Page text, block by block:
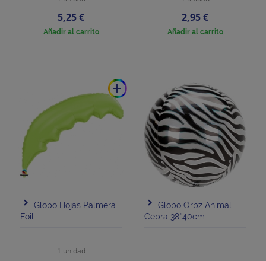
Precio
5,25 €
Añadir al carrito
Precio
2,95 €
Añadir al carrito
add
Globo Hojas Palmera
Foil
1 unidad
Globo Orbz Animal
Cebra 38*40cm